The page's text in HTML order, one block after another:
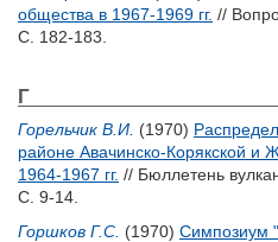
общества в 1967-1969 гг. //
С. 182-183.
Г
Горельчик В.И. (1970)
районе Авачинско-Корякской и
1964-1967 гг. // Бюллетень
С. 9-14.
Горшков Г.С. (1970) Симпозиум